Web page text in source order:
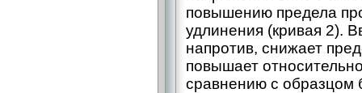
повышению предела
удлинения (кривая 2).
напротив, снижает
повышает
сравнению с образцом